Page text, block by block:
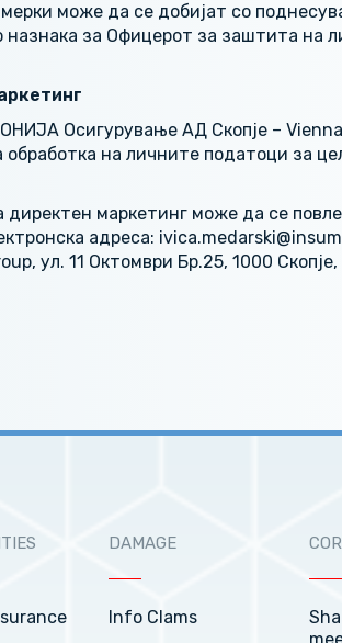
може да се добијат со
за Офицерот за заштита на
Осигурување АД Скопје –
на личните податоци за
маркетинг може да се
адреса:
ул. 11 Октомври Бр.25, 1000 Скопје,
DAMAGE
Info Clams